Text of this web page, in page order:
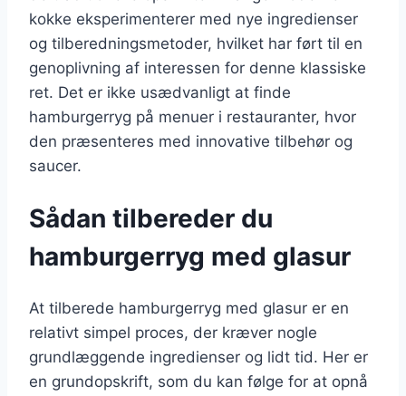
kokke eksperimenterer med nye ingredienser
og tilberedningsmetoder, hvilket har ført til en
genoplivning af interessen for denne klassiske
ret. Det er ikke usædvanligt at finde
hamburgerryg på menuer i restauranter, hvor
den præsenteres med innovative tilbehør og
saucer.
Sådan tilbereder du
hamburgerryg med glasur
At tilberede hamburgerryg med glasur er en
relativt simpel proces, der kræver nogle
grundlæggende ingredienser og lidt tid. Her er
en grundopskrift, som du kan følge for at opnå